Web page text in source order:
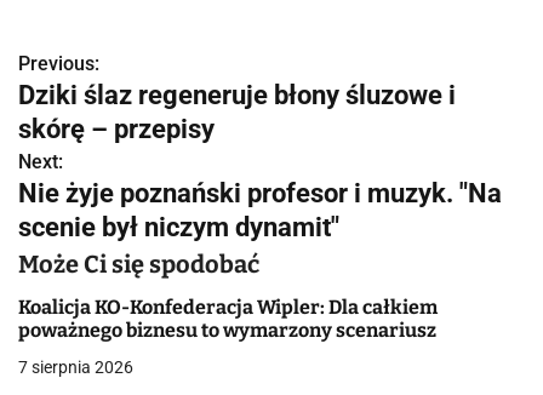
N
a
w
i
g
a
c
Previous:
Dziki ślaz regeneruje błony śluzowe i
skórę – przepisy
Next:
Nie żyje poznański profesor i muzyk. "Na
scenie był niczym dynamit"
Może Ci się spodobać
Koalicja KO-Konfederacja Wipler: Dla całkiem
poważnego biznesu to wymarzony scenariusz
7 sierpnia 2026